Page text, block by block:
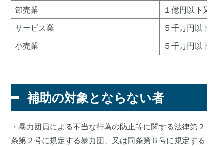
卸売業
１億円以下又
サービス業
５千万円以下
小売業
５千万円以下
補助の対象とならない者
・暴力団員による不当な行為の防止等に関する法律第２
条第２号に規定する暴力団、又は同条第６号に規定する